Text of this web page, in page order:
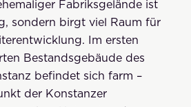
Fabriksgelände ist
sondern birgt viel Raum für
Im ersten
Bestandsgebäude des
befindet sich farm –
der Konstanzer